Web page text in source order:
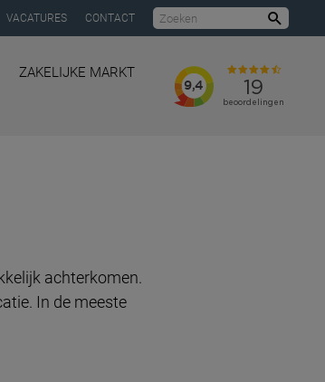
VACATURES CONTACT
ZAKELIJKE MARKT
achterkomen.
In de meeste